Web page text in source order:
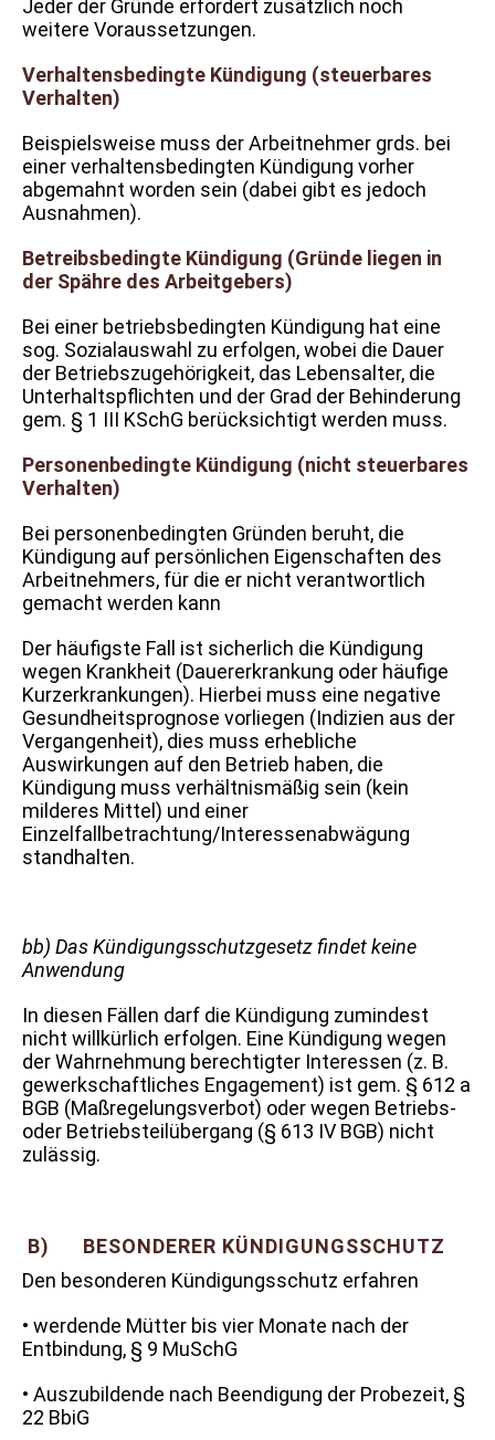
Jeder der Gründe erfordert zusätzlich noch
weitere Voraussetzungen.
Verhaltensbedingte Kündigung (steuerbares
Verhalten)
Beispielsweise muss der Arbeitnehmer grds. bei
einer verhaltensbedingten Kündigung vorher
abgemahnt worden sein (dabei gibt es jedoch
Ausnahmen).
Betreibsbedingte Kündigung (Gründe liegen in
der Spähre des Arbeitgebers)
Bei einer betriebsbedingten Kündigung hat eine
sog. Sozialauswahl zu erfolgen, wobei die Dauer
der Betriebszugehörigkeit, das Lebensalter, die
Unterhaltspflichten und der Grad der Behinderung
gem. § 1 III KSchG berücksichtigt werden muss.
Personenbedingte Kündigung (nicht steuerbares
Verhalten)
Bei personenbedingten Gründen beruht, die
Kündigung auf persönlichen Eigenschaften des
Arbeitnehmers, für die er nicht verantwortlich
gemacht werden kann
Der häufigste Fall ist sicherlich die Kündigung
wegen Krankheit (Dauererkrankung oder häufige
Kurzerkrankungen). Hierbei muss eine negative
Gesundheitsprognose vorliegen (Indizien aus der
Vergangenheit), dies muss erhebliche
Auswirkungen auf den Betrieb haben, die
Kündigung muss verhältnismäßig sein (kein
milderes Mittel) und einer
Einzelfallbetrachtung/Interessenabwägung
standhalten.
bb) Das Kündigungsschutzgesetz findet keine
Anwendung
In diesen Fällen darf die Kündigung zumindest
nicht willkürlich erfolgen. Eine Kündigung wegen
der Wahrnehmung berechtigter Interessen (z. B.
gewerkschaftliches Engagement) ist gem. § 612 a
BGB (Maßregelungsverbot) oder wegen Betriebs-
oder Betriebsteilübergang (§ 613 IV BGB) nicht
zulässig.
B) BESONDERER KÜNDIGUNGSSCHUTZ
Den besonderen Kündigungsschutz erfahren
• werdende Mütter bis vier Monate nach der
Entbindung, § 9 MuSchG
• Auszubildende nach Beendigung der Probezeit, §
22 BbiG